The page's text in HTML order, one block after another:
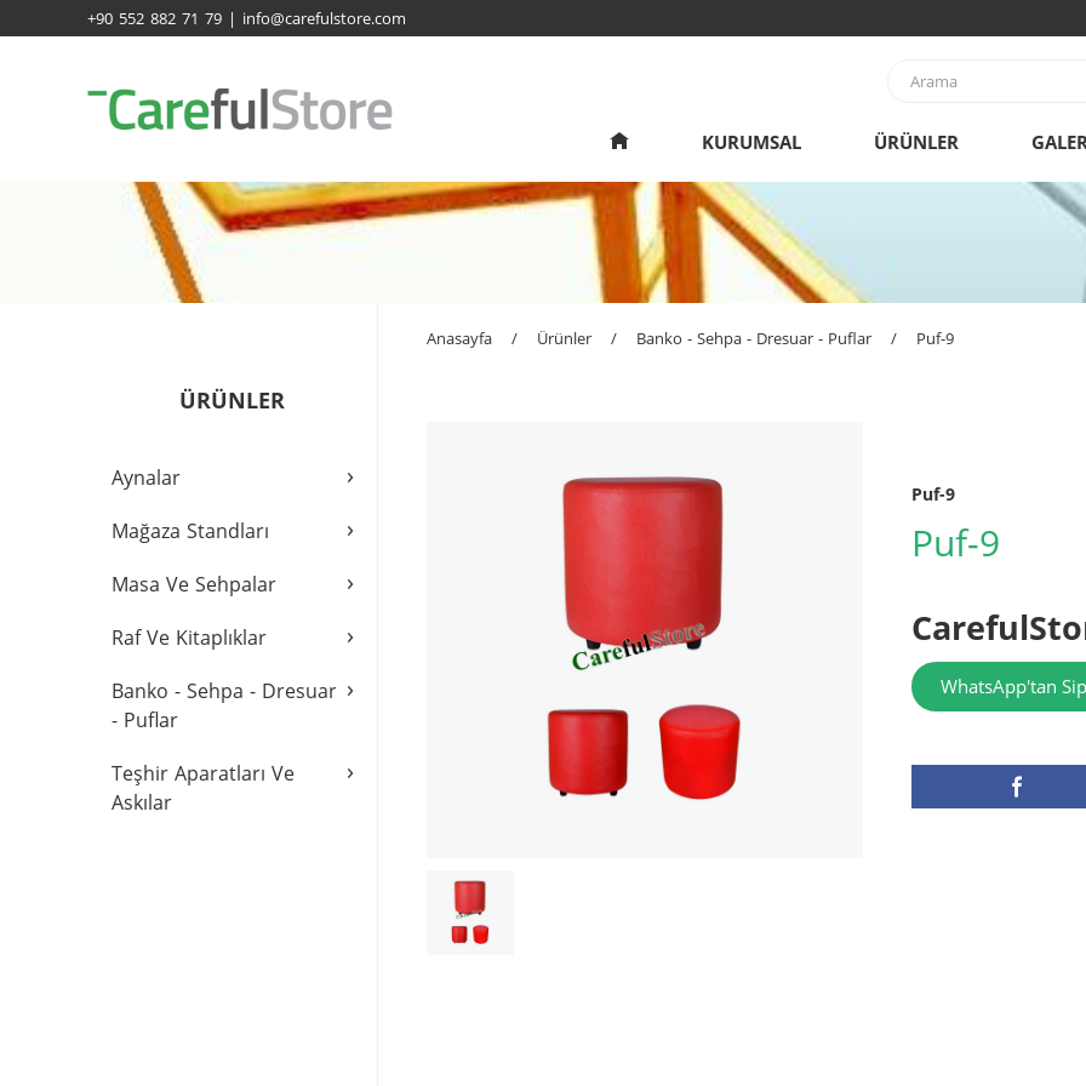
+90 552 882 71 79 | info@carefulstore.com
KURUMSAL ÜRÜNLER
ÜRÜNLER
›
Aynalar
›
Mağaza Standları
›
Masa Ve Sehpalar
›
Raf Ve Kitaplıklar
›
Banko - Sehpa - Dresuar
- Puflar
›
Teşhir Aparatları Ve
Askılar
Anasayfa / Ürünler / Banko - Sehpa - Dresuar - Puflar / Puf-9
Puf-9
Puf-9
WhatsApp'tan